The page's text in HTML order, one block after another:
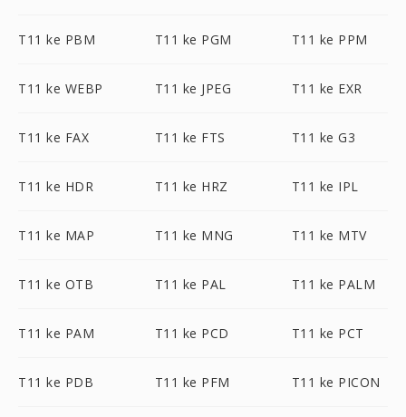
T11 ke PBM T11 ke PGM T11 ke PPM
T11 ke WEBP T11 ke JPEG T11 ke EXR
T11 ke FAX T11 ke FTS T11 ke G3
T11 ke HDR T11 ke HRZ T11 ke IPL
T11 ke MAP T11 ke MNG T11 ke MTV
T11 ke OTB T11 ke PAL T11 ke PALM
T11 ke PAM T11 ke PCD T11 ke PCT
T11 ke PDB T11 ke PFM T11 ke PICON